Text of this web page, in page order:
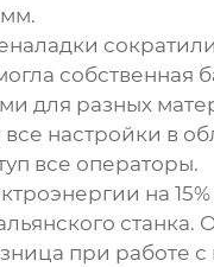
собственная
для разных
настройки в
все операторы.
на
станка.
при работе